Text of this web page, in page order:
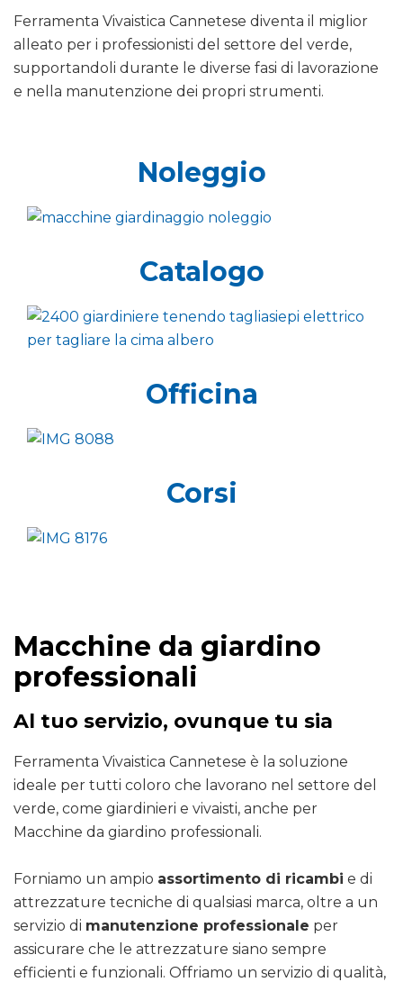
Ferramenta Vivaistica Cannetese diventa il miglior
alleato per i professionisti del settore del verde,
supportandoli durante le diverse fasi di lavorazione
e nella manutenzione dei propri strumenti.
Noleggio
Catalogo
Officina
Corsi
Macchine da giardino
professionali
Al tuo servizio, ovunque tu sia
Ferramenta Vivaistica Cannetese è la soluzione
ideale per tutti coloro che lavorano nel settore del
verde, come giardinieri e vivaisti, anche per
Macchine da giardino professionali.
Forniamo un ampio assortimento di ricambi e di
attrezzature tecniche di qualsiasi marca, oltre a un
servizio di manutenzione professionale per
assicurare che le attrezzature siano sempre
efficienti e funzionali. Offriamo un servizio di qualità,